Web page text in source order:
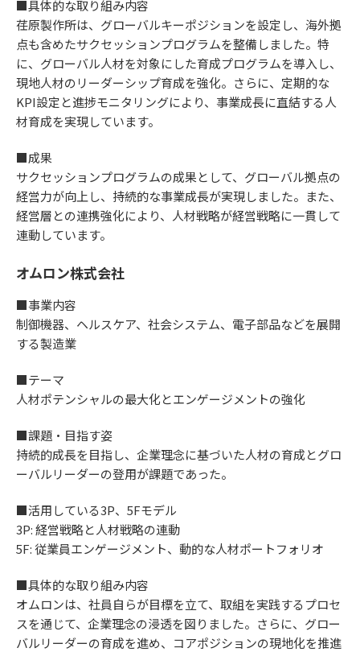
■具体的な取り組み内容
荏原製作所は、グローバルキーポジションを設定し、海外拠
点も含めたサクセッションプログラムを整備しました。特
に、グローバル人材を対象にした育成プログラムを導入し、
現地人材のリーダーシップ育成を強化。さらに、定期的な
KPI設定と進捗モニタリングにより、事業成長に直結する人
材育成を実現しています。
■成果
サクセッションプログラムの成果として、グローバル拠点の
経営力が向上し、持続的な事業成長が実現しました。また、
経営層との連携強化により、人材戦略が経営戦略に一貫して
連動しています。
オムロン株式会社
■事業内容
制御機器、ヘルスケア、社会システム、電子部品などを展開
する製造業
■テーマ
人材ポテンシャルの最大化とエンゲージメントの強化
■課題・目指す姿
持続的成長を目指し、企業理念に基づいた人材の育成とグロ
ーバルリーダーの登用が課題であった。
■活用している3P、5Fモデル
3P: 経営戦略と人材戦略の連動
5F: 従業員エンゲージメント、動的な人材ポートフォリオ
■具体的な取り組み内容
オムロンは、社員自らが目標を立て、取組を実践するプロセ
スを通じて、企業理念の浸透を図りました。さらに、グロー
バルリーダーの育成を進め、コアポジションの現地化を推進